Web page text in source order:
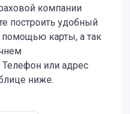
компании
построить удобный
карты, а так
Телефон или адрес
ниже.